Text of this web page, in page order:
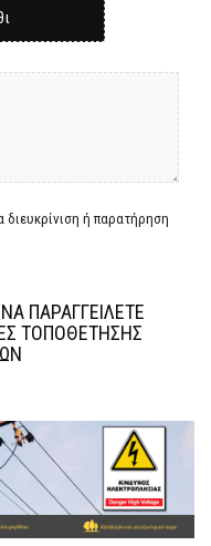
διευκρίνιση ή παρατήρηση
ΠΑΡΑΓΓΕΙΛΕΤΕ
ΤΟΠΟΘΕΤΗΣΗΣ